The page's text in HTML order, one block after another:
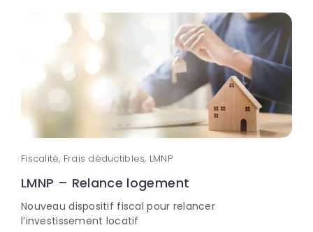
Fiscalité, Frais déductibles, LMNP
LMNP – Relance logement
Nouveau dispositif fiscal pour relancer
l’investissement locatif